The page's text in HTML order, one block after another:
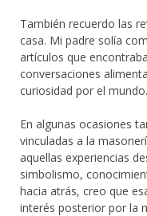
También recuerdo las
casa. Mi padre solía
artículos que
conversaciones
curiosidad por el mundo.
En algunas ocasiones
vinculadas a la
aquellas experiencias
simbolismo,
hacia atrás, creo que
interés posterior por la